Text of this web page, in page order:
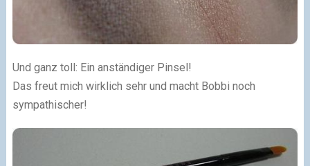
Und ganz toll: Ein anständiger Pinsel!
Das freut mich wirklich sehr und macht Bobbi noch
sympathischer!